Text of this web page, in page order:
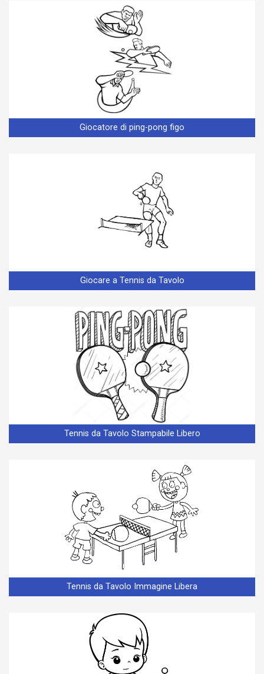
Giocatore di ping-pong figo
Giocare a Tennis da Tavolo
Tennis da Tavolo Stampabile Libero
Tennis da Tavolo Immagine Libera